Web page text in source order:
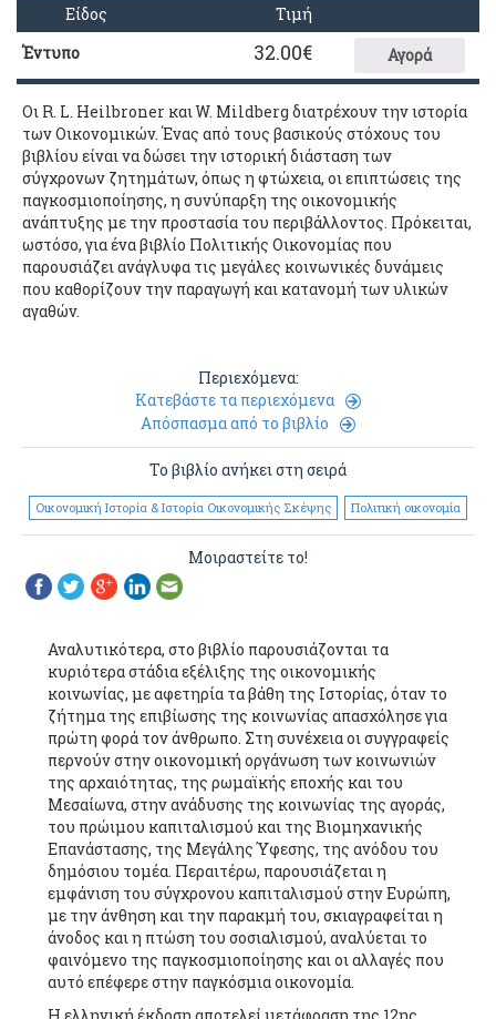
Είδος
Τιμή
Έντυπο
32.00€ Αγορά
Οι R. L. Heilbroner και W. Mildberg διατρέχουν την ιστορία
των Οικονομικών. Ένας από τους βασικούς στόχους του
βιβλίου είναι να δώσει την ιστορική διάσταση των
σύγχρονων ζητημάτων, όπως η φτώχεια, οι επιπτώσεις της
παγκοσμιοποίησης, η συνύπαρξη της οικονομικής
ανάπτυξης με την προστασία του περιβάλλοντος. Πρόκειται,
ωστόσο, για ένα βιβλίο Πολιτικής Οικονομίας που
παρουσιάζει ανάγλυφα τις μεγάλες κοινωνικές δυνάμεις
που καθορίζουν την παραγωγή και κατανομή των υλικών
αγαθών.
Περιεχόμενα:
Κατεβάστε τα περιεχόμενα
Απόσπασμα από το βιβλίο
Το βιβλίο ανήκει στη σειρά
Οικονομική Ιστορία & Ιστορία Οικονομικής Σκέψης Πολιτική οικονομία
Μοιραστείτε το!
Αναλυτικότερα, στο βιβλίο παρουσιάζονται τα
κυριότερα στάδια εξέλιξης της οικονομικής
κοινωνίας, με αφετηρία τα βάθη της Ιστορίας, όταν το
ζήτημα της επιβίωσης της κοινωνίας απασχόλησε για
πρώτη φορά τον άνθρωπο. Στη συνέχεια οι συγγραφείς
περνούν στην οικονομική οργάνωση των κοινωνιών
της αρχαιότητας, της ρωμαϊκής εποχής και του
Μεσαίωνα, στην ανάδυσης της κοινωνίας της αγοράς,
του πρώιμου καπιταλισμού και της Βιομηχανικής
Επανάστασης, της Μεγάλης Ύφεσης, της ανόδου του
δημόσιου τομέα. Περαιτέρω, παρουσιάζεται η
εμφάνιση του σύγχρονου καπιταλισμού στην Ευρώπη,
με την άνθηση και την παρακμή του, σκιαγραφείται η
άνοδος και η πτώση του σοσιαλισμού, αναλύεται το
φαινόμενο της παγκοσμιοποίησης και οι αλλαγές που
αυτό επέφερε στην παγκόσμια οικονομία.
Η ελληνική έκδοση αποτελεί μετάφραση της 12ης